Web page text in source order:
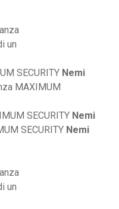
SECURITY Nemi
MAXIMUM
SECURITY Nemi
SECURITY Nemi